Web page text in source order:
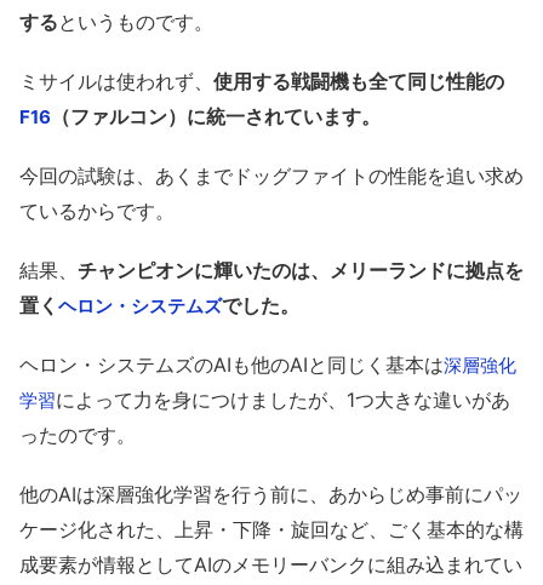
するというものです。
ミサイルは使われず、 使用する戦闘機も全て同じ性能の
F16 （ファルコン）に統一されています。
今回の試験は、あくまでドッグファイトの性能を追い求め
ているからです。
結果、 チャンピオンに輝いたのは、メリーランドに拠点を
置く ヘロン・システムズでした。
ヘロン・システムズのAIも他のAIと同じく基本は深層強化
学習によって力を身につけましたが、1つ大きな違いがあ
ったのです。
他のAIは深層強化学習を行う前に、あからじめ事前にパッ
ケージ化された、上昇・下降・旋回など、ごく基本的な構
成要素が情報としてAIのメモリーバンクに組み込まれてい